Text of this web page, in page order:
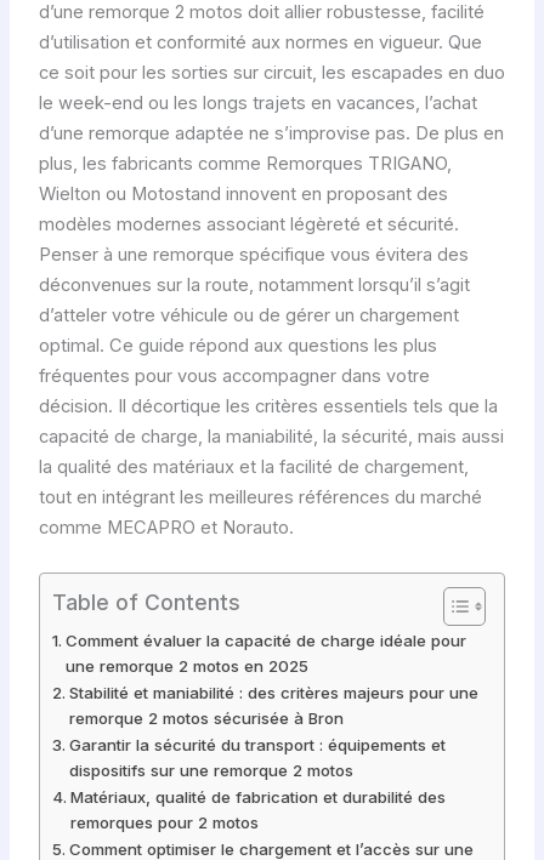
d’une remorque 2 motos doit allier robustesse, facilité
d’utilisation et conformité aux normes en vigueur. Que
ce soit pour les sorties sur circuit, les escapades en duo
le week-end ou les longs trajets en vacances, l’achat
d’une remorque adaptée ne s’improvise pas. De plus en
plus, les fabricants comme Remorques TRIGANO,
Wielton ou Motostand innovent en proposant des
modèles modernes associant légèreté et sécurité.
Penser à une remorque spécifique vous évitera des
déconvenues sur la route, notamment lorsqu’il s’agit
d’atteler votre véhicule ou de gérer un chargement
optimal. Ce guide répond aux questions les plus
fréquentes pour vous accompagner dans votre
décision. Il décortique les critères essentiels tels que la
capacité de charge, la maniabilité, la sécurité, mais aussi
la qualité des matériaux et la facilité de chargement,
tout en intégrant les meilleures références du marché
comme MECAPRO et Norauto.
Table of Contents
Comment évaluer la capacité de charge idéale pour
une remorque 2 motos en 2025
Stabilité et maniabilité : des critères majeurs pour une
remorque 2 motos sécurisée à Bron
Garantir la sécurité du transport : équipements et
dispositifs sur une remorque 2 motos
Matériaux, qualité de fabrication et durabilité des
remorques pour 2 motos
Comment optimiser le chargement et l’accès sur une